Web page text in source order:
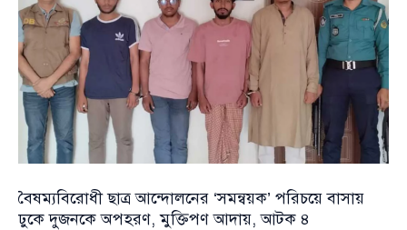
বৈষম্যবিরোধী ছাত্র আন্দোলনের ‘সমন্বয়ক’ পরিচয়ে বাসায়
ঢুকে দুজনকে অপহরণ, মুক্তিপণ আদায়, আটক ৪